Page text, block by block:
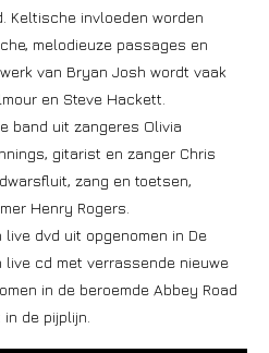
Keltische invloeden worden
melodieuze passages en
van Bryan Josh wordt vaak
en Steve Hackett.
band uit zangeres Olivia
gitarist en zanger Chris
zang en toetsen,
Henry Rogers.
dvd uit opgenomen in De
live cd met verrassende nieuwe
in de beroemde Abbey Road
de pijplijn.